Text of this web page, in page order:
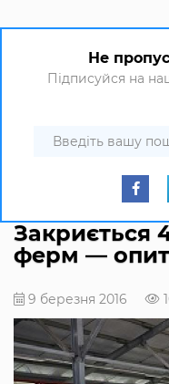
Не
Підписуйся на
Закриється
ферм —
9 березня 2016